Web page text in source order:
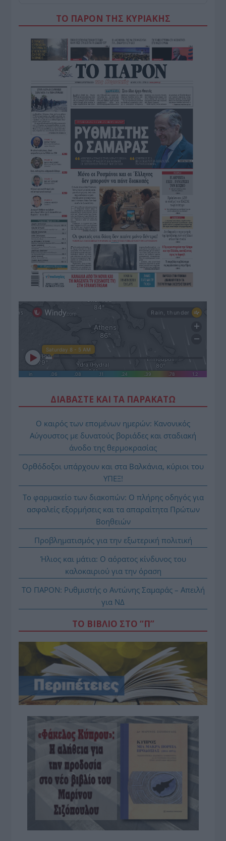
ΤΟ ΠΑΡΟΝ ΤΗΣ ΚΥΡΙΑΚΗΣ
ΔΙΑΒΑΣΤΕ ΚΑΙ ΤΑ ΠΑΡΑΚΑΤΩ
Ο καιρός των επομένων ημερών: Κανονικός
Αύγουστος με δυνατούς βοριάδες και σταδιακή
άνοδο της θερμοκρασίας
Ορθόδοξοι υπάρχουν και στα Βαλκάνια, κύριοι του
ΥΠΕΞ!
Το φαρμακείο των διακοπών: Ο πλήρης οδηγός για
ασφαλείς εξορμήσεις και τα απαραίτητα Πρώτων
Βοηθειών
Προβληματισμός για την εξωτερική πολιτική
Ήλιος και μάτια: Ο αόρατος κίνδυνος του
καλοκαιριού για την όραση
ΤΟ ΠΑΡΟΝ: Ρυθμιστής ο Αντώνης Σαμαράς – Απειλή
για ΝΔ
ΤΟ ΒΙΒΛΙΟ ΣΤΟ “Π”